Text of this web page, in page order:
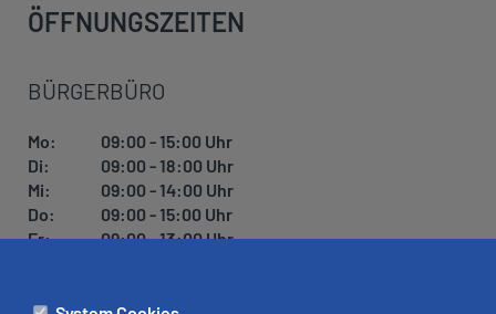
ÖFFNUNGSZEITEN
BÜRGERBÜRO
Mo:
09:00 - 15:00 Uhr
Di:
09:00 - 18:00 Uhr
Mi:
09:00 - 14:00 Uhr
Do:
09:00 - 15:00 Uhr
Fr:
09:00 - 13:00 Uhr